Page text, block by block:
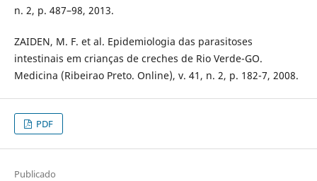
n. 2, p. 487–98, 2013.
ZAIDEN, M. F. et al. Epidemiologia das parasitoses
intestinais em crianças de creches de Rio Verde-GO.
Medicina (Ribeirao Preto. Online), v. 41, n. 2, p. 182-7, 2008.
PDF
Publicado